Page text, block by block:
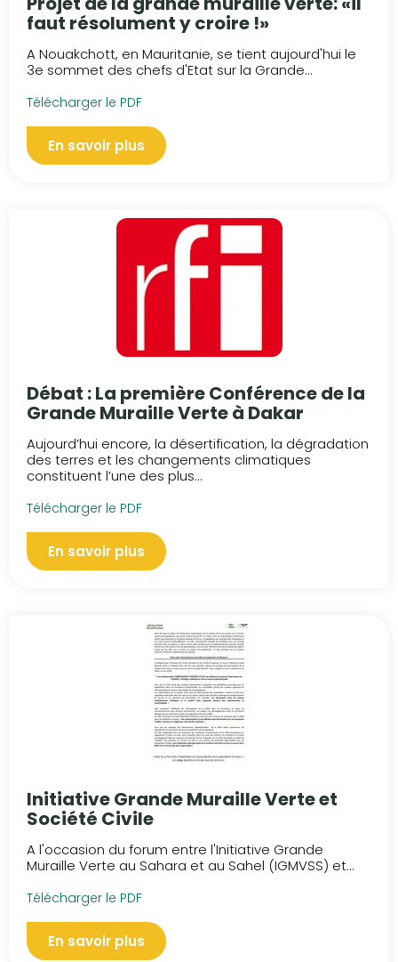
faut résolument y croire !»
A Nouakchott, en Mauritanie, se tient aujourd'hui le
3e sommet des chefs d'Etat sur la Grande...
Télécharger le PDF
En savoir plus
Débat : La première Conférence de la
Grande Muraille Verte à Dakar
Aujourd’hui encore, la désertification, la dégradation
des terres et les changements climatiques
constituent l’une des plus...
Télécharger le PDF
En savoir plus
Initiative Grande Muraille Verte et
Société Civile
A l'occasion du forum entre l'Initiative Grande
Muraille Verte au Sahara et au Sahel (IGMVSS) et...
Télécharger le PDF
En savoir plus